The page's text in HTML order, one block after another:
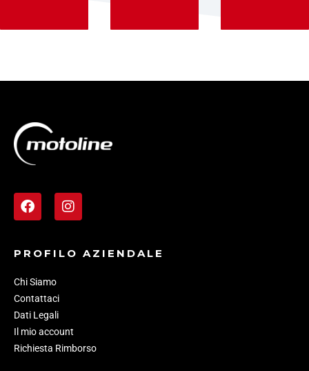
PROFILO AZIENDALE
Chi Siamo
Contattaci
Dati Legali
Il mio account
Richiesta Rimborso